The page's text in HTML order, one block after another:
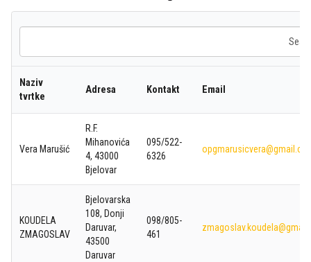
Search
Naziv
tvrtke
Adresa Kontakt Email
Vera Marušić
R.F.
Mihanovića
4, 43000
Bjelovar
095/522-
6326
KOUDELA
ZMAGOSLAV
Bjelovarska
108, Donji
Daruvar,
43500
Daruvar
098/805-
461